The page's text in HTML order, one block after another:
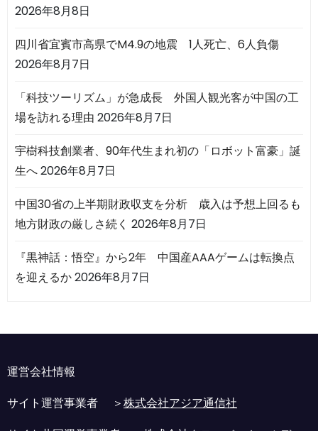
2026年8月8日
四川省宜賓市高県でM4.9の地震 1人死亡、6人負傷
2026年8月7日
「科技ツーリズム」が急成長 外国人観光客が中国の工
場を訪れる理由 2026年8月7日
宇樹科技創業者、90年代生まれ初の「ロボット富豪」誕
生へ2026年8月7日
中国30省の上半期財政収支を分析 歳入は予想上回るも
地方財政の厳しさ続く 2026年8月7日
『黒神話：悟空』から2年 中国産AAAゲームは転換点
を迎えるか2026年8月7日
運営会社情報
サイト運営事業者 ＞株式会社アジア通信社